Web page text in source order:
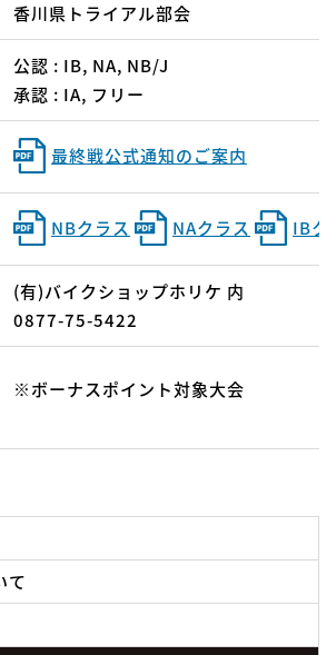
香川県トライアル部会
公認 : IB, NA, NB/J
承認 : IA, フリー
最終戦公式通知のご案内
NBクラス NAクラス IBク
(有)バイクショップホリケ 内
0877-75-5422
※ボーナスポイント対象大会
て